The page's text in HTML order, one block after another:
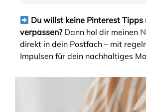
Du willst keine Pinterest Tipps
verpassen?Dann hol dir meinen
direkt in dein Postfach – mit
Impulsen für dein nachhaltiges